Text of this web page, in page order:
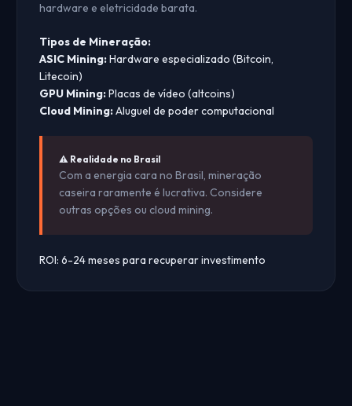
hardware e eletricidade barata.
Tipos de Mineração:
ASIC Mining:Hardware especializado (Bitcoin,
Litecoin)
GPU Mining:Placas de vídeo (altcoins)
Cloud Mining:Aluguel de poder computacional
⚠️ Realidade no Brasil
Com a energia cara no Brasil, mineração
caseira raramente é lucrativa. Considere
outras opções ou cloud mining.
ROI: 6-24 meses para recuperar investimento